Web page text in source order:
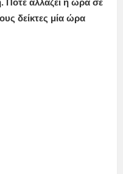
Πότε αλλάζει η ώρα σε
δείκτες μία ώρα